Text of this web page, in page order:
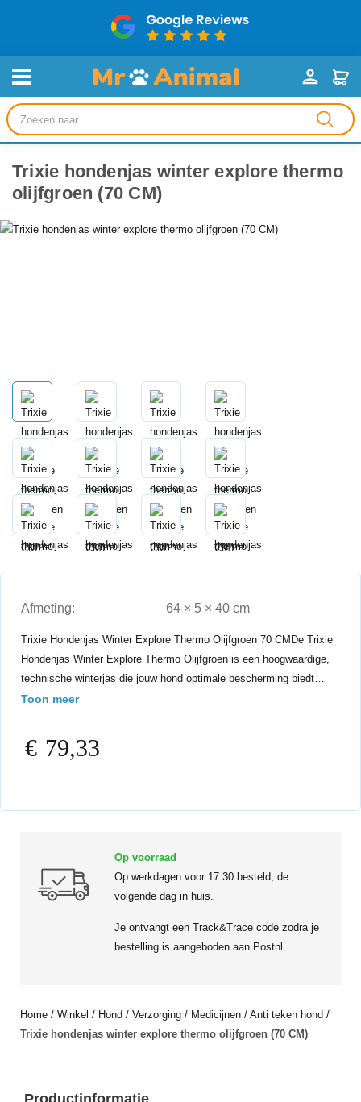
Producten
zoeken
Trixie hondenjas winter explore thermo
olijfgroen (70 CM)
Afmeting: 64 × 5 × 40 cm
Trixie Hondenjas Winter Explore Thermo Olijfgroen 70 CMDe Trixie
Hondenjas Winter Explore Thermo Olijfgroen is een hoogwaardige,
technische winterjas die jouw hond optimale bescherming biedt…
Toon meer
€ 79,33
Op voorraad
Op werkdagen voor 17.30 besteld, de
volgende dag in huis.
Je ontvangt een Track&Trace code zodra je
bestelling is aangeboden aan Postnl.
Home / Winkel / Hond / Verzorging / Medicijnen / Anti teken hond /
Trixie hondenjas winter explore thermo olijfgroen (70 CM)
Productinformatie